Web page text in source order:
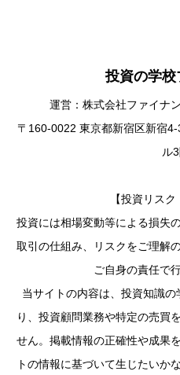
投資の学校
運営：株式会社ファイナ
〒160-0022 東京都新宿区新宿
ル
【投資リスク
投資には相場変動等による損失
取引の仕組み、リスクをご理解
ご自身の責任で
当サイトの内容は、投資知識
り、投資顧問業務や特定の売買
せん。掲載情報の正確性や成果
トの情報に基づいて生じたいか